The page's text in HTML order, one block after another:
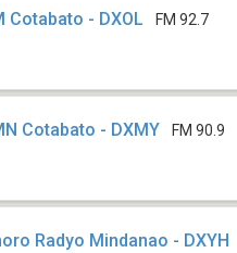
Cotabato - DXOL FM 92.7
Cotabato - DXMY FM 90.9
Radyo Mindanao - DXYH